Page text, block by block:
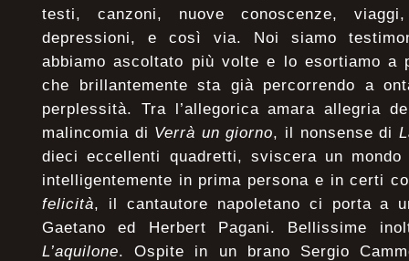
testi, canzoni, nuove conoscenze,
depressioni, e così via. Noi siamo
abbiamo ascoltato più volte e lo esortiamo a
che brillantemente sta già percorrendo a
perplessità. Tra l’allegorica amara allegria
malincomia di Verrà un giorno, il nonsense di
dieci eccellenti quadretti, sviscera un mondo
intelligentemente in prima persona e in certi
felicità, il cantautore napoletano ci porta a
Gaetano ed Herbert Pagani. Bellissime
L’aquilone. Ospite in un brano Sergio